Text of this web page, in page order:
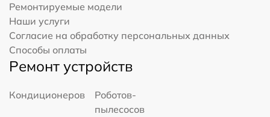
Ремонтируемые модели
Наши услуги
Согласие на обработку персональных данных
Способы оплаты
Ремонт устройств
Кондиционеров
Роботов-
пылесосов